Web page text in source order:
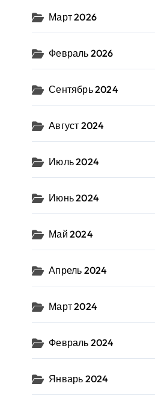
Март 2026
Февраль 2026
Сентябрь 2024
Август 2024
Июль 2024
Июнь 2024
Май 2024
Апрель 2024
Март 2024
Февраль 2024
Январь 2024